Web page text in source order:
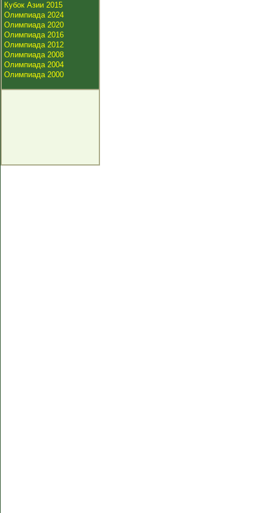
Кубок Азии 2015
Олимпиада 2024
Олимпиада 2020
Олимпиада 2016
Олимпиада 2012
Олимпиада 2008
Олимпиада 2004
Олимпиада 2000